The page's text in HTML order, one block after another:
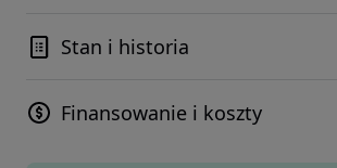
Stan i historia
Finansowanie i koszty